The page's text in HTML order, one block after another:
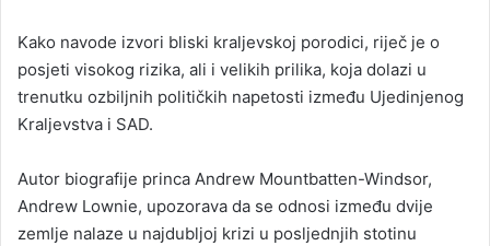
Kako navode izvori bliski kraljevskoj porodici, riječ je o
posjeti visokog rizika, ali i velikih prilika, koja dolazi u
trenutku ozbiljnih političkih napetosti između Ujedinjenog
Kraljevstva i SAD.
Autor biografije princa Andrew Mountbatten-Windsor,
Andrew Lownie, upozorava da se odnosi između dvije
zemlje nalaze u najdubljoj krizi u posljednjih stotinu